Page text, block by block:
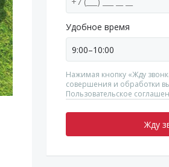
Удобное время
9:00–10:00
Нажимая кнопку «Жду
совершения и обработки
Пользовательское
Жду